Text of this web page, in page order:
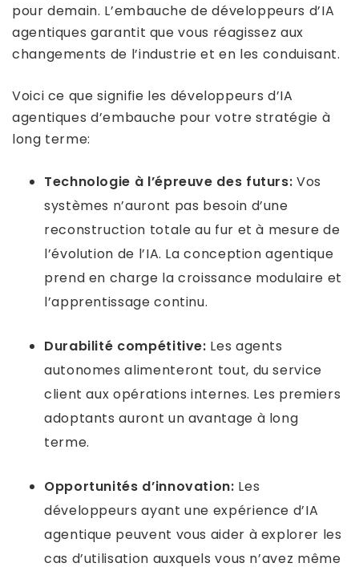
pour demain. L’embauche de développeurs d’IA
agentiques garantit que vous réagissez aux
changements de l’industrie et en les conduisant.
Voici ce que signifie les développeurs d’IA
agentiques d’embauche pour votre stratégie à
long terme:
Technologie à l’épreuve des futurs:Vos
systèmes n’auront pas besoin d’une
reconstruction totale au fur et à mesure de
l’évolution de l’IA. La conception agentique
prend en charge la croissance modulaire et
l’apprentissage continu.
Durabilité compétitive: Les agents
autonomes alimenteront tout, du service
client aux opérations internes. Les premiers
adoptants auront un avantage à long
terme.
Opportunités d’innovation: Les
développeurs ayant une expérience d’IA
agentique peuvent vous aider à explorer les
cas d’utilisation auxquels vous n’avez même